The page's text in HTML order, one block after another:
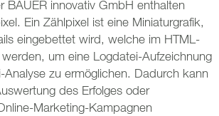
BAUER innovativ GmbH enthalten
Ein Zählpixel ist eine Miniaturgrafik,
eingebettet wird, welche im HTML-
um eine Logdatei-Aufzeichnung
Analyse zu ermöglichen. Dadurch kann
des Erfolges oder
Marketing-Kampagnen